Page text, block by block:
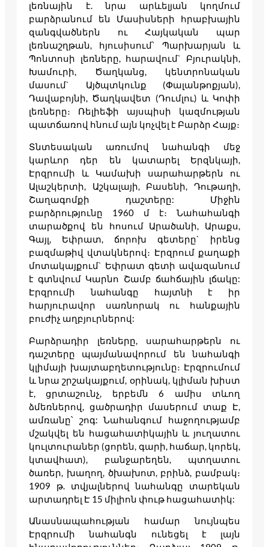
լեռնային է. նրա արևելյան կողմում
բարձրանում են Մասիսների հրաբխային
զանգվածներն ու Հայկական պար
լեռնաշղթան, հյուսիսում՝ Պարխարյան և
Պոնտոսի լեռները, հարավում` Բյուրակնի,
Խամուրի, Ծաղկանց, կենտրոնական
մասում` Այծպտկունք (Փալանթոքյան),
Դավաբոյնի, Ծաղկավետ (Դումլու) և Կոփի
լեռները։ Ռելիեֆի այսպիսի կազմության
պատճառով հնում այն կոչվել է Բարձր Հայք։
Տնտեսական առումով նահանգի մեջ
կարևոր դեր են կատարել Երզնկայի,
Էրզրումի և Կամախի սարահարթերն ու
Ալաշկերտի, Աշկալայի, Բասենի, Դութաղի,
Շաղագոմքի դաշտերը: Միջին
բարձրությունը 1960 մ է։ Նահահանգի
տարածքով են հոսում Արածանի, Արաքս,
Գայլ, Եփրատ, ճորոխ գետերը` իրենց
բազմաթիվ վտակներով։ Էրզրում քաղաքի
մոտակայքում` Եփրատ գետի ավազանում
է գտնվում Կարնո Շամբ ճահճային լճակը:
Էրզրումի նահանգը հայտնի է իր
հարյուրավոր սառնորակ ու հանքային
բուժիչ աղբյուրներով:
Բարձրադիր լեռները, սարահարթերն ու
դաշտերը պայմանավորում են նահանգի
կլիմայի խայտաբղետությունը։ Էրզրումում
և նրա շրշակայքում, օրինակ, կլիման խիստ
է, ցրտաշունչ, երբեմն 6 ամիս տևող
ձմեռներով, ցածրադիր մասերում տաք Է,
ամռանը՝ շոգ: Նահանգում հաջողությամբ
մշակվել են հացահատիկային և յուղատու
կուլտուրաներ (ցորեն, գարի, հաճար, կորեկ,
կտավհատ), բանջարեղեն, պտղատու
ծառեր, խաղող, ծխախոտ, բրինձ, բամբակ։
1909 թ. տվյալներով նահանգը տարեկան
արտադրել Է 15 միլիոն փութ հացահատիկ:
Անասնապահության համար նույնպես
Էրզրումի նահանգն ունեցել է լայն